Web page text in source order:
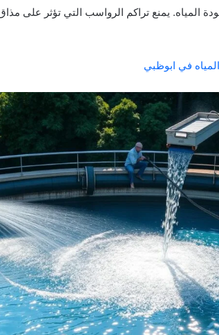
المياه. يمنع تراكم الرواسب التي تؤثر على
في ابوظبي